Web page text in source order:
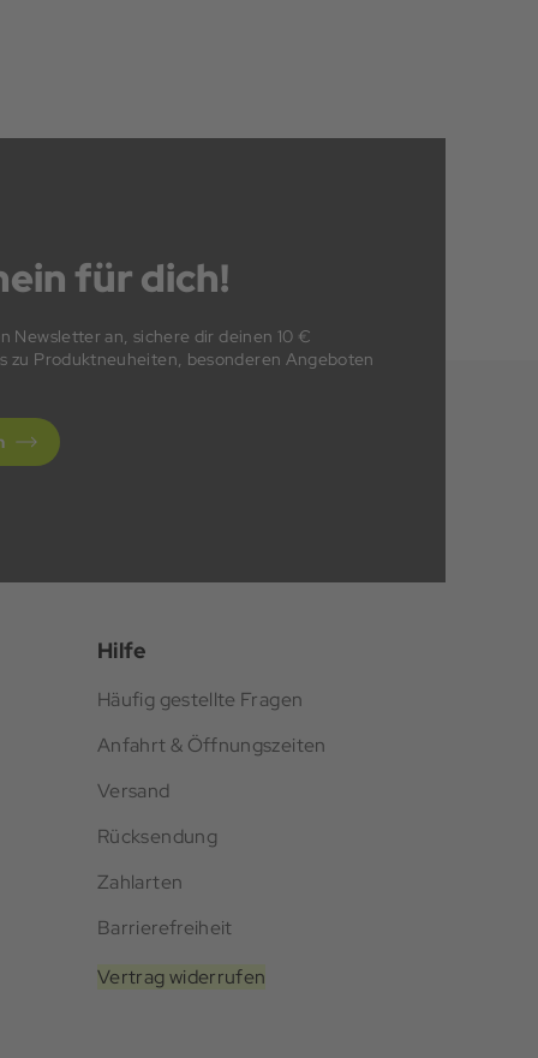
für dich!
Newsletter an, sichere dir deinen 10 €
zu Produktneuheiten, besonderen Angeboten
Hilfe
Häufig gestellte Fragen
Anfahrt & Öffnungszeiten
Versand
Rücksendung
Zahlarten
Barrierefreiheit
Vertrag widerrufen